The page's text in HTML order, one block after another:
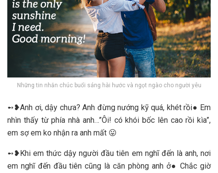
Những tin nhắn chúc buổi sáng hài hước và ngọt ngào cho người yêu
➻❥Anh ơi, dậy chưa? Anh đừng nướng kỹ quá, khét rồi● Em
nhìn thấy từ phía nhà anh…”Ôi! có khói bốc lên cao rồi kìa”,
em sợ em ko nhận ra anh mất 😛
➻❥Khi em thức dậy người đầu tiên em nghĩ đến là anh, nơi
em nghĩ đến đầu tiên cũng là căn phòng anh ở● Chắc giờ